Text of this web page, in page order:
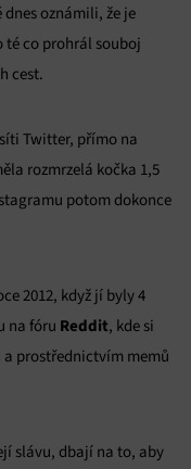
oznámili, že je
té co prohrál souboj
cest.
Twitter, přímo na
rozmrzelá kočka 1,5
potom dokonce
2012, když jí byly 4
na fóru Reddit, kde si
prostřednictvím memů
slávu, dbají na to, aby